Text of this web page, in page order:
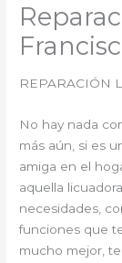
REPARACIÓN
No hay nada
más aún, si es
amiga en el
aquella
necesidades,
funciones que
mucho mejor,